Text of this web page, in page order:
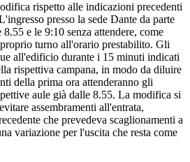
rispetto alle indicazioni precedenti
presso la sede Dante da parte
e le 9:10 senza attendere, come
turno all'orario prestabilito. Gli
all'edificio durante i 15 minuti indicati
rispettiva campana, in modo da diluire
della prima ora attenderanno gli
aule già dalle 8.55. La modifica si
assembramenti all'entrata,
che prevedeva scaglionamenti a
variazione per l'uscita che resta come